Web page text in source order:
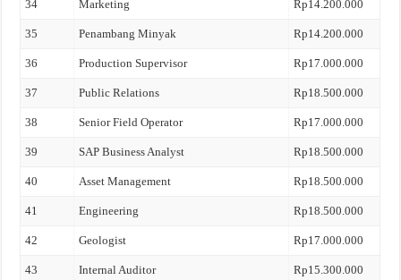
34 Marketing Rp14.200.000
35 Penambang Minyak Rp14.200.000
36 Production Supervisor Rp17.000.000
37 Public Relations Rp18.500.000
38 Senior Field Operator Rp17.000.000
39 SAP Business Analyst Rp18.500.000
40 Asset Management Rp18.500.000
41 Engineering Rp18.500.000
42 Geologist Rp17.000.000
43 Internal Auditor Rp15.300.000